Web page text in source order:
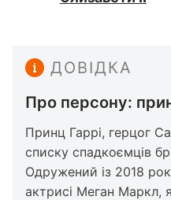
ДОВІДКА
Про персону:
Принц Гаррі, герцог
списку спадкоємців
Одружений із 2018
актрисі Меган Маркл,